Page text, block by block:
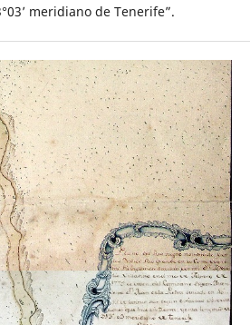
meridiano de Tenerife”.